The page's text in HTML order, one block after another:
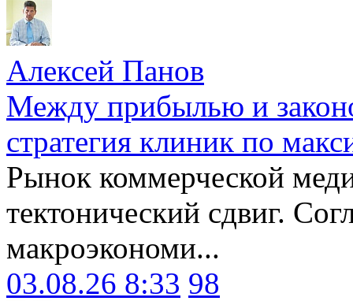
Алексей Панов
Между прибылью и
стратегия клиник по
Рынок коммерческой
тектонический сдвиг.
макроэкономи...
03.08.26 8:33 98